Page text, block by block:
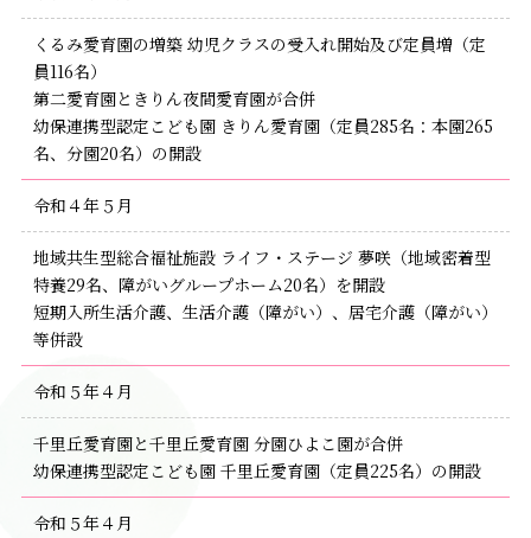
くるみ愛育園の増築 幼児クラスの受入れ開始及び定員増（定
員116名）
第二愛育園ときりん夜間愛育園が合併
幼保連携型認定こども園 きりん愛育園（定員285名：本園265
名、分園20名）の開設
令和４年５月
地域共生型総合福祉施設 ライフ・ステージ 夢咲（地域密着型
特養29名、障がいグループホーム20名）を開設
短期入所生活介護、生活介護（障がい）、居宅介護（障がい）
等併設
令和５年４月
千里丘愛育園と千里丘愛育園 分園ひよこ園が合併
幼保連携型認定こども園 千里丘愛育園（定員225名）の開設
令和５年４月